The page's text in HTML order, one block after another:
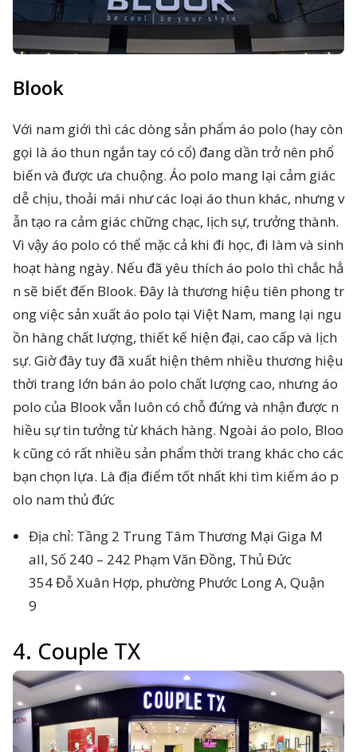
Blook
Với nam giới thì các dòng sản phẩm áo polo (hay còn
gọi là áo thun ngắn tay có cổ) đang dần trở nên phổ
biến và được ưa chuộng. Áo polo mang lại cảm giác
dễ chịu, thoải mái như các loại áo thun khác, nhưng v
ẫn tạo ra cảm giác chững chạc, lịch sự, trưởng thành.
Vì vậy áo polo có thể mặc cả khi đi học, đi làm và sinh
hoạt hàng ngày. Nếu đã yêu thích áo polo thì chắc hẳ
n sẽ biết đến Blook. Đây là thương hiệu tiên phong tr
ong việc sản xuất áo polo tại Việt Nam, mang lại ngu
ồn hàng chất lượng, thiết kế hiện đại, cao cấp và lịch
sự. Giờ đây tuy đã xuất hiện thêm nhiều thương hiệu
thời trang lớn bán áo polo chất lượng cao, nhưng áo
polo của Blook vẫn luôn có chỗ đứng và nhận được n
hiều sự tin tưởng từ khách hàng. Ngoài áo polo, Bloo
k cũng có rất nhiều sản phẩm thời trang khác cho các
bạn chọn lựa. Là địa điểm tốt nhất khi tìm kiếm áo p
olo nam thủ đức
Địa chỉ: Tầng 2 Trung Tâm Thương Mại Giga M
all, Số 240 – 242 Phạm Văn Đồng, Thủ Đức
354 Đỗ Xuân Hợp, phường Phước Long A, Quận
9
4. Couple TX